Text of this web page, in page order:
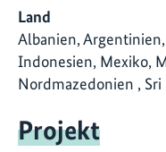
Land
Albanien,
Indonesien, Mexiko,
Nordmazedonien , Sri
Projekt